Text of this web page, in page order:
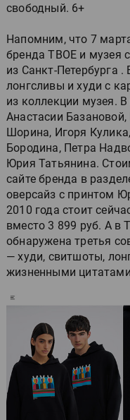
свободный. 6+
Напомним, что 7
бренда ТВОЕ и музея
из Санкт-Петербурга
лонгсливы и худи с
из коллекции музея.
Анастасии
Шорина, Игоря
Бородина, Петра
Юрия Татьянина.
сайте бренда в
оверсайз с принтом
2010 года стоит
вместо 3 899 руб. А в
обнаружена третья
— худи, свитшоты,
жизненными